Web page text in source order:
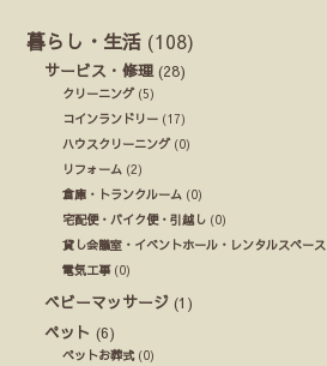
暮らし・生活 (108)
サービス・修理 (28)
クリーニング(5)
コインランドリー (17)
ハウスクリーニング(0)
リフォーム (2)
倉庫・トランクルーム (0)
宅配便・バイク便・引越し (0)
貸し会議室・イベントホール・レンタルスペース
電気工事(0)
ベビーマッサージ (1)
ペット (6)
ペットお葬式(0)